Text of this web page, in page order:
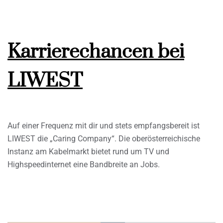
Karrierechancen bei
LIWEST
Auf einer Frequenz mit dir und stets empfangsbereit ist
LIWEST die „Caring Company“. Die oberösterreichische
Instanz am Kabelmarkt bietet rund um TV und
Highspeedinternet eine Bandbreite an Jobs.